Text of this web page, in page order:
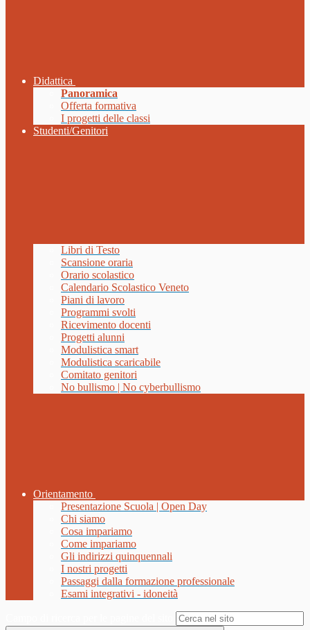
Didattica
Panoramica
Offerta formativa
I progetti delle classi
Studenti/Genitori
Libri di Testo
Scansione oraria
Orario scolastico
Calendario Scolastico Veneto
Piani di lavoro
Programmi svolti
Ricevimento docenti
Progetti alunni
Modulistica smart
Modulistica scaricabile
Comitato genitori
No bullismo | No cyberbullismo
Orientamento
Presentazione Scuola | Open Day
Chi siamo
Cosa impariamo
Come impariamo
Gli indirizzi quinquennali
I nostri progetti
Passaggi dalla formazione professionale
Esami integrativi - idoneità